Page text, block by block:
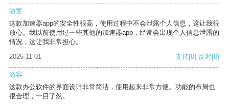
游客
这款加速器app的安全性很高，使用过程中不会泄露个人信息，这让我很
放心。我以前使用过一些其他的加速器app，经常会出现个人信息泄露的
情况，这让我非常担心。
2025-11-01
支持[0] 反对[0]
游客
这款办公软件的界面设计非常简洁，使用起来非常方便。功能的布局也
很合理，一目了然。